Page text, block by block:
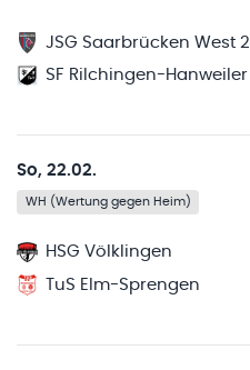
JSG Saarbrücken West 2
SF Rilchingen-Hanweiler
So, 22.02.
WH (Wertung gegen Heim)
HSG Völklingen
TuS Elm-Sprengen